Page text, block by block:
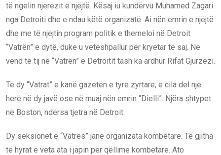
të ngelin njerëzit e njëjtë. Kësaj iu kundërvu Muhamed Zagari
nga Detroiti dhe e ndau këtë organizatë. Ai nën emrin e njëjtë
dhe me të njëjtin program politik e themeloi në Detroit
“Vatrën” e dytë, duke u vetëshpallur për kryetar të saj. Në
vend të tij në “Vatrën” e Detroitit tash ka ardhur Rifat Gjurzezi.
Të dy “Vatrat” e kanë gazetën e tyre zyrtare, e cila del një
herë në dy javë ose në muaj nën emrin “Dielli”. Njëra shtypet
në Boston, ndërsa tjetra në Detroit.
Dy seksionet e “Vatrës” janë organizata kombëtare. Të gjitha
të hyrat e veta ata i japin për qëllime kombëtare. Ato